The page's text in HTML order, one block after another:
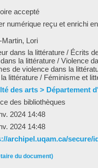
accepté
numérique reçu et enrichi
Martin, Lori
dans la littérature / Écrits
la littérature / Violence
de violence dans la
littérature / Féminisme et
des arts > Département
des bibliothèques
2024 14:48
2024 14:48
archipel.uqam.ca/secure/
du document)